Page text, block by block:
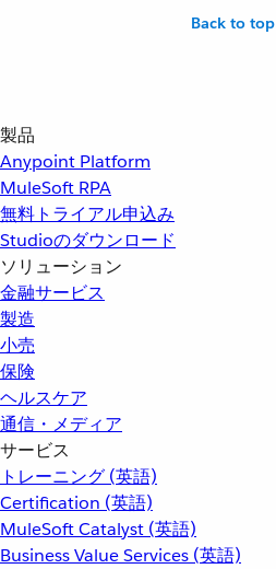
Back to top
製品
Anypoint Platform
MuleSoft RPA
無料トライアル申込み
Studioのダウンロード
ソリューション
金融サービス
製造
小売
保険
ヘルスケア
通信・メディア
サービス
トレーニング (英語)
Certification (英語)
MuleSoft Catalyst (英語)
Business Value Services (英語)